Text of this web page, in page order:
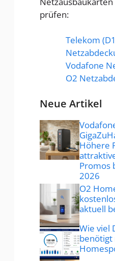
prüfen:
Telekom
Vodafone
O2
Neue Artikel
Höhere
Promos
2026
O2
aktuell
Wie viel
benötigt